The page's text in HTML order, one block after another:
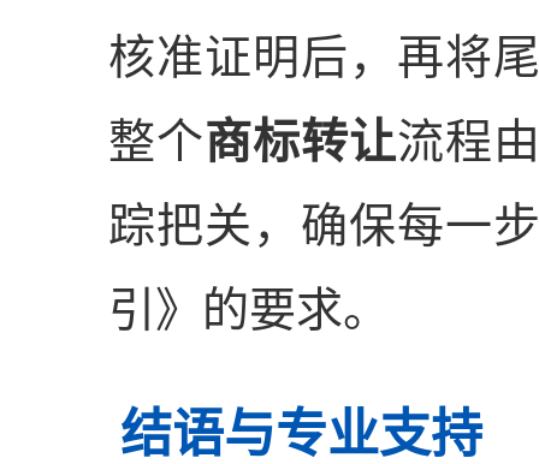
核准证明后，再将
整个商标转让流程
踪把关，确保每一
引》的要求。
结语与专业支持